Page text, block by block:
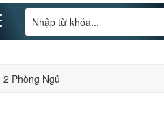
2 Phòng Ngủ